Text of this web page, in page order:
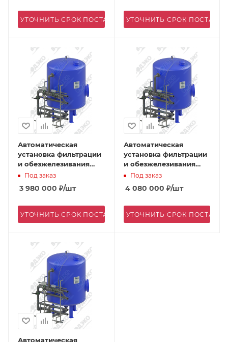
УТОЧНИТЬ СРОК ПОСТАВКИ УТОЧНИТЬ СРОК
Автоматическая
установка фильтрации
и обезжелезивания
АКВАФЛОУ FD 3200/E-2
Под заказ
3 980 000 ₽/шт
УТОЧНИТЬ СРОК ПОСТАВКИ
Автоматическая
установка фильтрации
и обезжелезивания
АКВАФЛОУ FD 3200/E-5
Под заказ
4 080 000 ₽/шт
УТОЧНИТЬ СРОК
Автоматическая